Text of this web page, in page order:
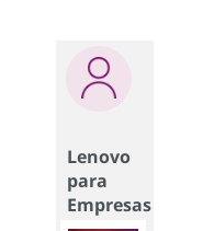
Lenovo
para
Empresas